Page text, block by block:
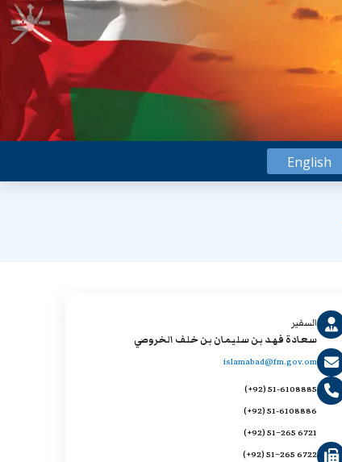
English
السفير
سعادة فهد بن سليمان بن خلف الخروصي
islamabad@fm.gov.om
(+92) 51-6108885
(+92) 51-6108886
(+92) 51–265 6721
(+92) 51–265 6722